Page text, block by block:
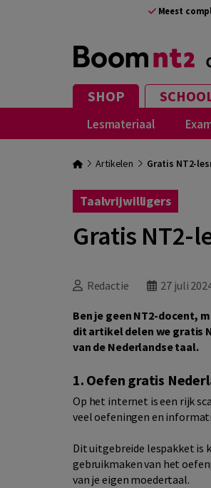
Meest
SHOP
Lesmateriaal
Artikelen Gratis NT2-
Taalvrijwilligers
Gratis NT2-
Redactie 27 juli
Ben je geen NT2-docent,
dit artikel delen we gratis
van de Nederlandse taal.
1. Oefen gratis
Op het internet is een rijk
veel oefeningen en
Dit uitgebreide lespakket is
gebruikmaken van het
van je eigen moedertaal.